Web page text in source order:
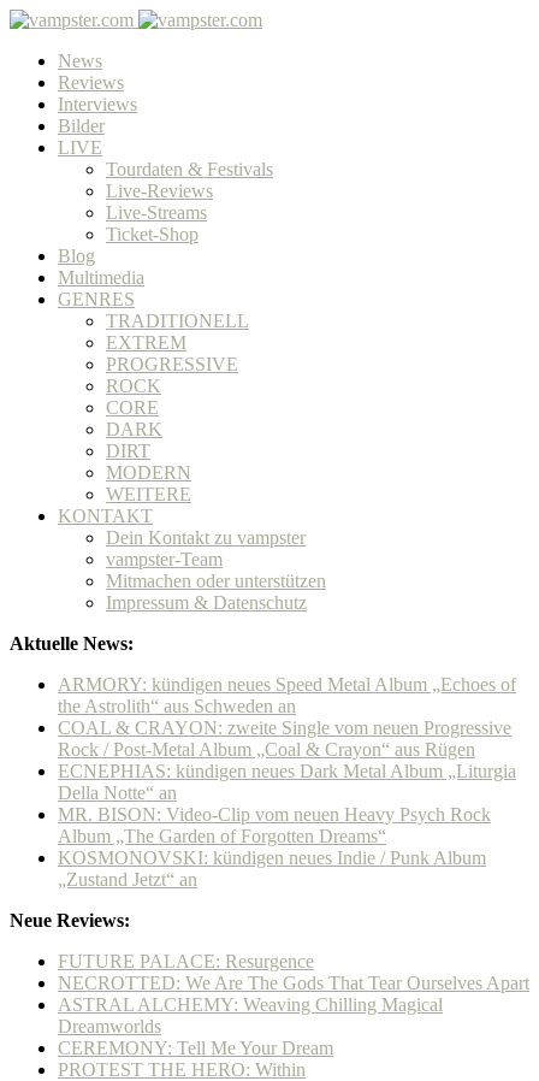
News
Reviews
Interviews
Bilder
LIVE
Tourdaten & Festivals
Live-Reviews
Live-Streams
Ticket-Shop
Blog
Multimedia
GENRES
TRADITIONELL
EXTREM
PROGRESSIVE
ROCK
CORE
DARK
DIRT
MODERN
WEITERE
KONTAKT
Dein Kontakt zu vampster
vampster-Team
Mitmachen oder unterstützen
Impressum & Datenschutz
Aktuelle News:
ARMORY: kündigen neues Speed Metal Album „Echoes of
the Astrolith“ aus Schweden an
COAL & CRAYON: zweite Single vom neuen Progressive
Rock / Post-Metal Album „Coal & Crayon“ aus Rügen
ECNEPHIAS: kündigen neues Dark Metal Album „Liturgia
Della Notte“ an
MR. BISON: Video-Clip vom neuen Heavy Psych Rock
Album „The Garden of Forgotten Dreams“
KOSMONOVSKI: kündigen neues Indie / Punk Album
„Zustand Jetzt“ an
Neue Reviews:
FUTURE PALACE: Resurgence
NECROTTED: We Are The Gods That Tear Ourselves Apart
ASTRAL ALCHEMY: Weaving Chilling Magical
Dreamworlds
CEREMONY: Tell Me Your Dream
PROTEST THE HERO: Within